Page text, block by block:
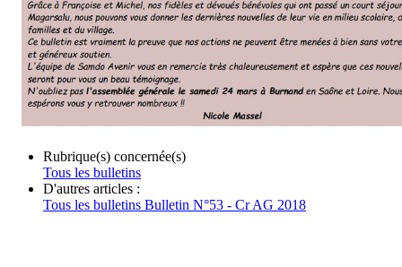
Rubrique(s) concernée(s)
Tous les bulletins
D'autres articles :
Tous les bulletins Bulletin N°53 - Cr AG 2018